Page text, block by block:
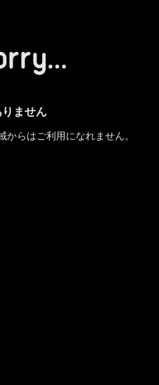
ません
からはご利用になれません。